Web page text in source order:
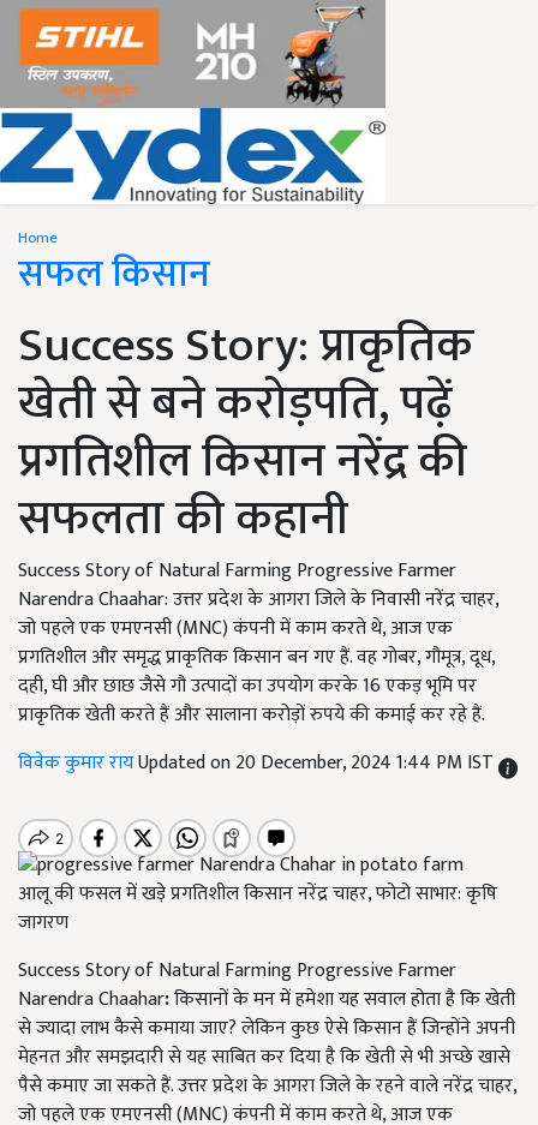
Home
सफल किसान
Success Story: प्राकृतिक
खेती से बने करोड़पति, पढ़ें
प्रगतिशील किसान नरेंद्र की
सफलता की कहानी
Success Story of Natural Farming Progressive Farmer
Narendra Chaahar: उत्तर प्रदेश के आगरा जिले के निवासी नरेंद्र चाहर,
जो पहले एक एमएनसी (MNC) कंपनी में काम करते थे, आज एक
प्रगतिशील और समृद्ध प्राकृतिक किसान बन गए हैं. वह गोबर, गौमूत्र, दूध,
दही, घी और छाछ जैसे गौ उत्पादों का उपयोग करके 16 एकड़ भूमि पर
प्राकृतिक खेती करते हैं और सालाना करोड़ों रुपये की कमाई कर रहे हैं.
विवेक कुमार रायUpdated on 20 December, 2024 1:44 PM IST
आलू की फसल में खड़े प्रगतिशील किसान नरेंद्र चाहर, फोटो साभार: कृषि
जागरण
Success Story of Natural Farming Progressive Farmer
Narendra Chaahar:किसानों के मन में हमेशा यह सवाल होता है कि खेती
से ज्यादा लाभ कैसे कमाया जाए? लेकिन कुछ ऐसे किसान हैं जिन्होंने अपनी
मेहनत और समझदारी से यह साबित कर दिया है कि खेती से भी अच्छे खासे
पैसे कमाए जा सकते हैं. उत्तर प्रदेश के आगरा जिले के रहने वाले नरेंद्र चाहर,
जो पहले एक एमएनसी (MNC) कंपनी में काम करते थे, आज एक